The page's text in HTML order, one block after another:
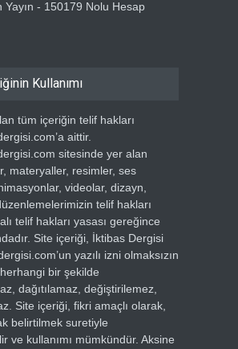
Yayın - 150179 Nolu Hesap
Kullanımı
tüm içeriğin telif hakları
aittir.
sitesinde yer alan
materyaller, resimler, ses
videolar, dizayn,
telif hakları
telif hakları yasası gereğince
Site içeriği, İktibas Dergisi
yazılı izni olmaksızın
bir şekilde
dağıtılamaz, değiştirilemez,
Site içeriği, fikri amaçlı olarak,
belirtilmek suretiyle
ve kullanımı mümkündür. Aksine